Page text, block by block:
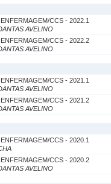
CCS - 2022.1
AVELINO
CCS - 2022.2
AVELINO
CCS - 2021.1
AVELINO
CCS - 2021.2
AVELINO
CCS - 2020.1
CCS - 2020.2
AVELINO